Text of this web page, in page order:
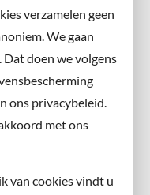
verzamelen geen
We gaan
Dat doen we volgens
ons privacybeleid.
met ons
van cookies vindt u